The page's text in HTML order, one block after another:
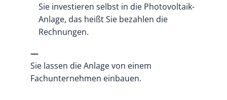
Sie investieren selbst in die Photovoltaik-
Anlage, das heißt Sie bezahlen die
Rechnungen.
Sie lassen die Anlage von einem
Fachunternehmen einbauen.